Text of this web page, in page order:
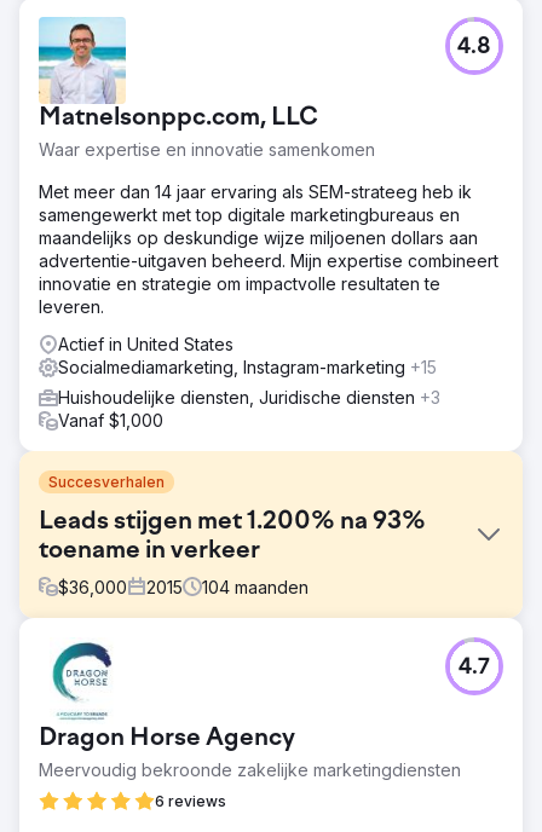
Matnelsonppc.com, LLC
Waar expertise en innovatie samenkomen
4.8
Met meer dan 14 jaar ervaring als SEM-strateeg heb ik
samengewerkt met top digitale marketingbureaus en
maandelijks op deskundige wijze miljoenen dollars aan
advertentie-uitgaven beheerd. Mijn expertise combineert
innovatie en strategie om impactvolle resultaten te
leveren.
Actief in United States
Socialmediamarketing, Instagram-marketing +15
Huishoudelijke diensten, Juridische diensten +3
Vanaf $1,000
Succesverhalen
Leads stijgen met 1.200% na 93%
toename in verkeer
$36,000 2015 104 maanden
Uitdaging
Acieta, een toonaangevend bedrijf in industriële robotica-
automatisering, huurde Straight North in om leads naar
hun website te genereren. De opdracht omvatte het
bouwen van een nieuwe website (strategie, content,
design en ontwikkeling) en doorlopende SEO-services.
Oplossing
Dragon Horse Agency
Meervoudig bekroonde zakelijke marketingdiensten
6 reviews
4.7